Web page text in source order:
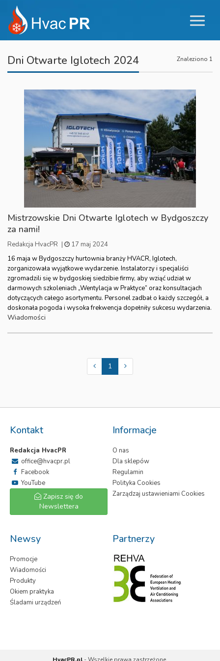
Dni Otwarte Iglotech 2024 Znaleziono 1
Mistrzowskie Dni Otwarte Iglotech w Bydgoszczy
za nami!
Redakcja HvacPR |
17 maj 2024
16 maja w Bydgoszczy hurtownia branży HVACR, Iglotech,
zorganizowała wyjątkowe wydarzenie. Instalatorzy i specjaliści
zgromadzili się w bydgoskiej siedzibie firmy, aby wziąć udział w
darmowych szkoleniach „Wentylacja w Praktyce” oraz konsultacjach
dotyczących całego asortymentu. Personel zadbał o każdy szczegół, a
doskonała pogoda i wysoka frekwencja dopełniły sukcesu wydarzenia.
Wiadomości
1
Kontakt
Redakcja HvacPR
office@hvacpr.pl
Facebook
YouTube
Zapisz się do
Newslettera
Informacje
O nas
Dla sklepów
Regulamin
Polityka Cookies
Zarządzaj ustawieniami Cookies
Newsy
Promocje
Wiadomości
Produkty
Okiem praktyka
Śladami urządzeń
Partnerzy